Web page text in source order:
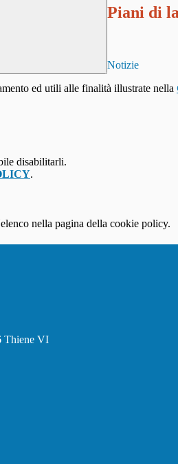
Piani di
Notizie
ed utili alle finalità illustrate nella
disabilitarli.
.
nella pagina della cookie policy.
Thiene VI